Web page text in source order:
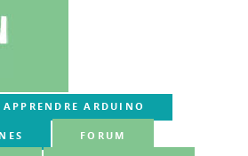
APPRENDRE ARDUINO
FORUM